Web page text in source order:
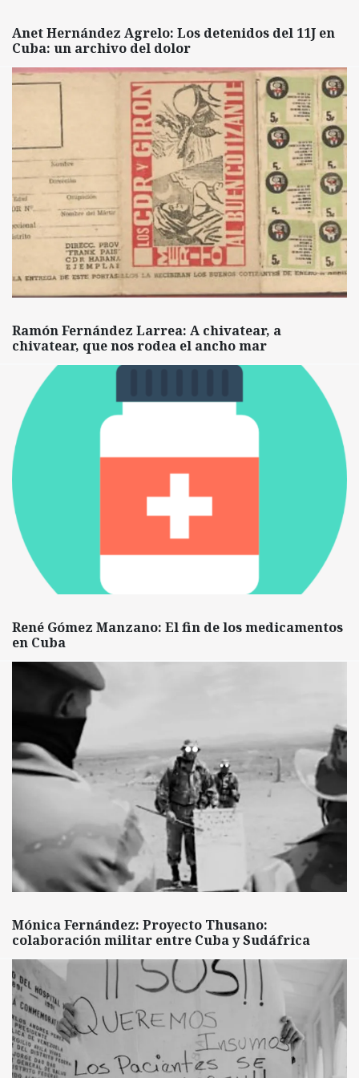
Anet Hernández Agrelo: Los detenidos del 11J en
Cuba: un archivo del dolor
Ramón Fernández Larrea: A chivatear, a
chivatear, que nos rodea el ancho mar
René Gómez Manzano: El fin de los medicamentos
en Cuba
Mónica Fernández: Proyecto Thusano:
colaboración militar entre Cuba y Sudáfrica